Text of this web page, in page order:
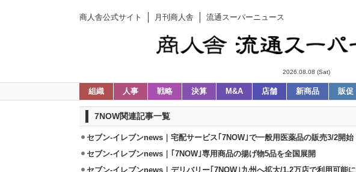
商人舎公式サイト 月刊商人舎 流通スーパーニュース
2026.08.08 (Sat)
組織 人事 戦略 決算 M&A 店舗 新商品 販促
7NOW関連記事一覧
セブン‐イレブンnews｜宅配サービス｢7NOW｣で一般用医薬品の販売3/2開始
セブン‐イレブンnews｜｢7NOW｣専用商品の揚げ物5品を全国展開
セブン-イレブンnews｜デリバリー｢7NOW｣九州へ拡大/1.2万店で利用可能に